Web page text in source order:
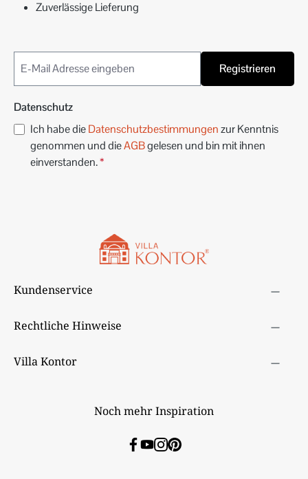
Zuverlässige Lieferung
Registrieren
Datenschutz
Ich habe dieDatenschutzbestimmungenzur Kenntnis
genommen und dieAGBgelesen und bin mit ihnen
einverstanden.*
Kundenservice
Rechtliche Hinweise
Villa Kontor
Noch mehr Inspiration